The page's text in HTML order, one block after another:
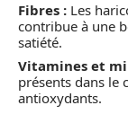
Fibres : Les
contribue à une
satiété.
Vitamines et
présents dans le
antioxydants.